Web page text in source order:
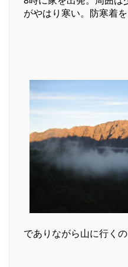
がやはり寒い。防寒着
でありながら山に行く